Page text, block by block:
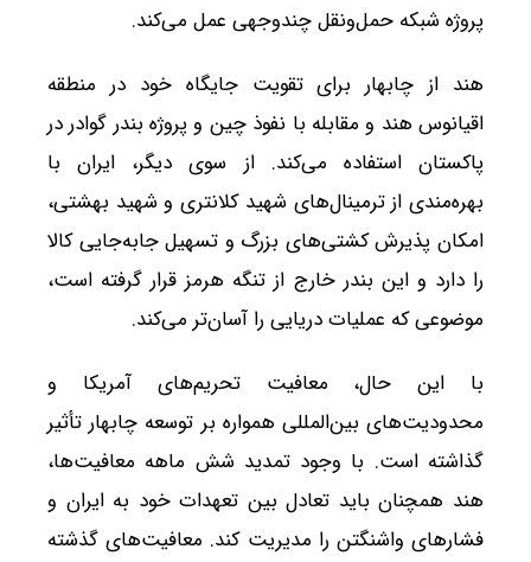
پروژه شبکه حمل‌ونقل چندوجهی عمل می‌کند.
هند از چابهار برای تقویت جایگاه خود در منطقه
اقیانوس هند و مقابله با نفوذ چین و پروژه بندر گوادر در
پاکستان استفاده می‌کند. از سوی دیگر، ایران با
بهره‌مندی از ترمینال‌های شهید کلانتری و شهید بهشتی،
امکان پذیرش کشتی‌های بزرگ و تسهیل جابه‌جایی کالا
را دارد و این بندر خارج از تنگه هرمز قرار گرفته است،
موضوعی که عملیات دریایی را آسان‌تر می‌کند.
با این حال، معافیت تحریم‌های آمریکا و
محدودیت‌های بین‌المللی همواره بر توسعه چابهار تأثیر
گذاشته است. با وجود تمدید شش ماهه معافیت‌ها،
هند همچنان باید تعادل بین تعهدات خود به ایران و
فشارهای واشنگتن را مدیریت کند. معافیت‌های گذشته